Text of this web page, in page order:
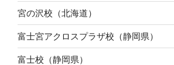
宮の沢校（北海道）
富士宮アクロスプラザ校（静岡県）
富士校（静岡県）